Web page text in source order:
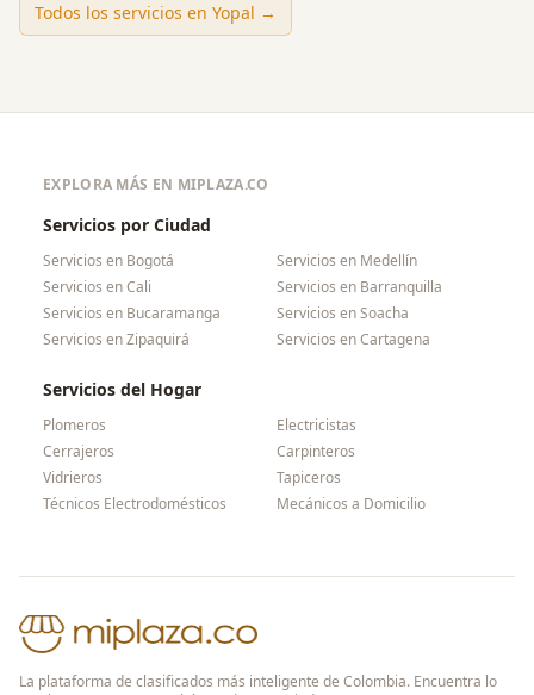
Todos los servicios en Yopal →
EXPLORA MÁS EN MIPLAZA.CO
Servicios por Ciudad
Servicios en Bogotá Servicios en Medellín
Servicios enCali Servicios en Barranquilla
Servicios en Bucaramanga Servicios enSoacha
Servicios enZipaquirá Servicios enCartagena
Servicios del Hogar
Plomeros
Electricistas
Cerrajeros
Carpinteros
Vidrieros
Tapiceros
Técnicos Electrodomésticos
Mecánicos a Domicilio
La plataforma de clasificados más inteligente de Colombia. Encuentra lo